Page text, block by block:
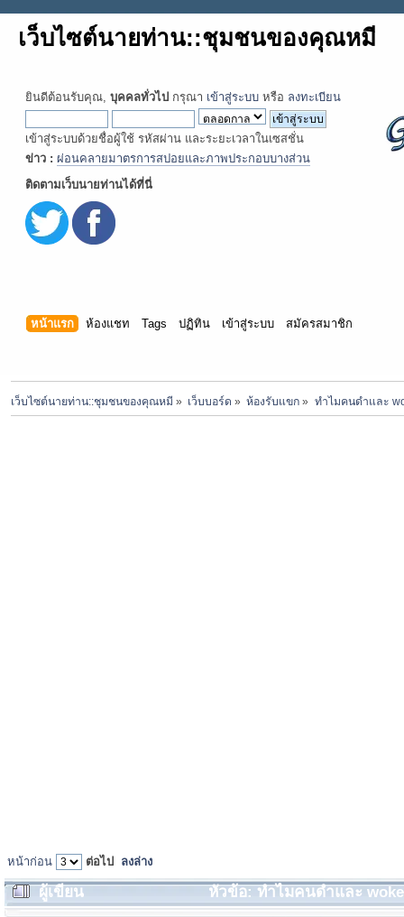
เว็บไซต์นายท่าน::ชุมชนของคุณหมี
ยินดีต้อนรับคุณ, บุคคลทั่วไป กรุณา เข้าสู่ระบบ หรือ ลงทะเบียน
เข้าสู่ระบบด้วยชื่อผู้ใช้ รหัสผ่าน และระยะเวลาในเซสชั่น
ข่าว : ผ่อนคลายมาตรการสปอยและภาพประกอบบางส่วน
ติดตามเว็บนายท่านได้ที่นี่
หน้าแรก ห้องแชท Tags ปฏิทิน เข้าสู่ระบบ สมัครสมาชิก
เว็บไซต์นายท่าน::ชุมชนของคุณหมี » เว็บบอร์ด » ห้องรับแขก » ทำไมคนดำและ
หน้าก่อน ต่อไป ลงล่าง
ผู้เขียน หัวข้อ: ทำไมคนดำและ